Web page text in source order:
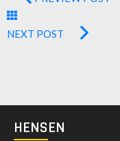
NEXT POST
HENSEN